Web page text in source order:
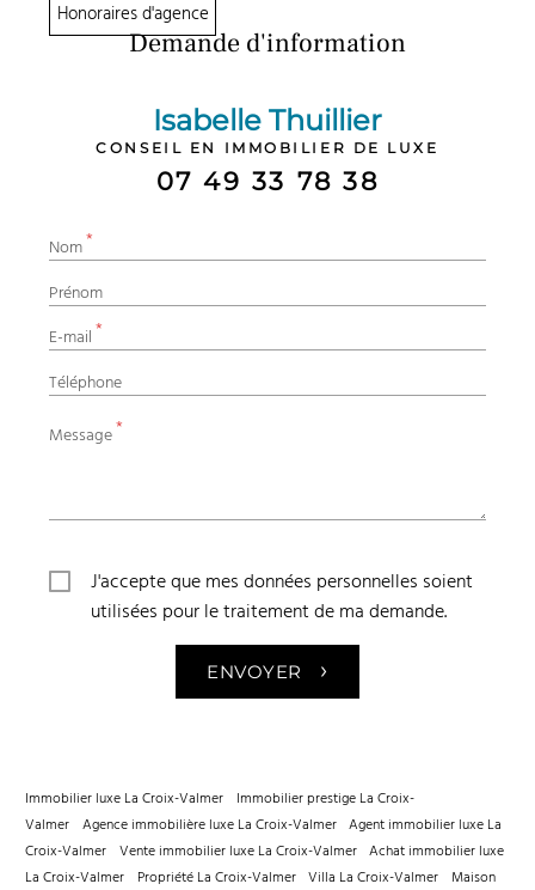
Honoraires d'agence
Demande d'information
Isabelle Thuillier
CONSEIL EN IMMOBILIER DE LUXE
07 49 33 78 38
Nom*
Prénom
E-mail *
Téléphone
Message*
J'accepte que mes données personnelles soient
utilisées pour le traitement de ma demande.
ENVOYER ›
Immobilier luxe La Croix-Valmer
Immobilier prestige La Croix-
Valmer
Agence immobilière luxe La Croix-Valmer
Agent immobilier luxe La
Croix-Valmer
Vente immobilier luxe La Croix-Valmer
Achat immobilier luxe
La Croix-Valmer
Propriété La Croix-Valmer Villa La Croix-Valmer
Maison